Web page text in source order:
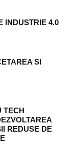
INDUSTRIE 4.0
SI
TECH
REDUSE DE